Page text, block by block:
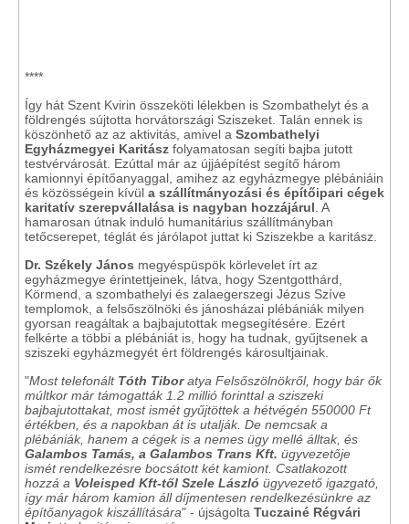
****
Így hát Szent Kvirin összeköti lélekben is Szombathelyt és a
földrengés sújtotta horvátországi Sziszeket. Talán ennek is
köszönhető az az aktivitás, amivel a Szombathelyi
Egyházmegyei Karitász folyamatosan segíti bajba jutott
testvérvárosát. Ezúttal már az újjáépítést segítő három
kamionnyi építőanyaggal, amihez az egyházmegye plébániáin
és közösségein kívül a szállítmányozási és építőipari cégek
karitatív szerepvállalása is nagyban hozzájárul . A
hamarosan útnak induló humanitárius szállítmányban
tetőcserepet, téglát és járólapot juttat ki Sziszekbe a karitász.
Dr. Székely János megyéspüspök körlevelet írt az
egyházmegye érintettjeinek, látva, hogy Szentgotthárd,
Körmend, a szombathelyi és zalaegerszegi Jézus Szíve
templomok, a felsőszölnöki és jánosházai plébániák milyen
gyorsan reagáltak a bajbajutottak megsegítésére. Ezért
felkérte a többi a plébániát is, hogy ha tudnak, gyűjtsenek a
sziszeki egyházmegyét ért földrengés károsultjainak.
"Most telefonált Tóth Tiboratya Felsőszölnökről, hogy bár ők
múltkor már támogatták 1.2 millió forinttal a sziszeki
bajbajutottakat, most ismét gyűjtöttek a hétvégén 550000 Ft
értékben, és a napokban át is utalják. De nemcsak a
plébániák, hanem a cégek is a nemes ügy mellé álltak, és
Galambos Tamás, a Galambos Trans Kft. ügyvezetője
ismét rendelkezésre bocsátott két kamiont. Csatlakozott
hozzá a Voleisped Kft-től Szele László ügyvezető igazgató,
így már három kamion áll díjmentesen rendelkezésünkre az
építőanyagok kiszállítására" - újságolta Tuczainé Régvári